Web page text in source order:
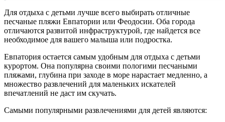
Для отдыха с детьми лучше всего выбирать отличные
песчаные пляжи Евпатории или Феодосии. Оба города
отличаются развитой инфраструктурой, где найдется все
необходимое для вашего малыша или подростка.
Евпатория остается самым удобным для отдыха с детьми
курортом. Она популярна своими пологими песчаными
пляжами, глубина при заходе в море нарастает медленно, а
множество развлечений для маленьких искателей
впечатлений не даст им скучать.
Самыми популярными развлечениями для детей являются: